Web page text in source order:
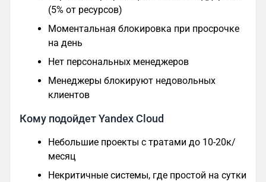
(5% от ресурсов)
Моментальная блокировка при просрочке
на день
Нет персональных менеджеров
Менеджеры блокируют недовольных
клиентов
Кому подойдет Yandex Cloud
Небольшие проекты с тратами до 10-20к/
месяц
Некритичные системы, где простой на сутки